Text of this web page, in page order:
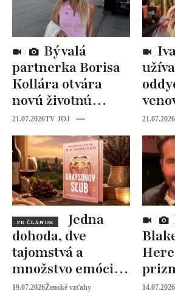
partnerka Borisa
Kollára otvára
novú životnú
kapitolu: Laura
Vizváryová ide
pomáhať ženám
21.07.2026TV JOJ
na
21.07.2026
PR ČLÁNOK
dohoda, dve
tajomstvá a
množstvo emócií.
Mia Sheridan a
19.07.2026Ženské vzťahy 14.07.2026